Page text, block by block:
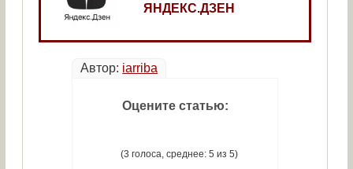
ЯНДЕКС.ДЗЕН
Автор: iarriba
Оцените статью:
(3 голоса, среднее: 5 из 5)